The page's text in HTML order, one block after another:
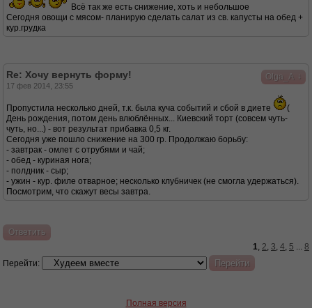
Всё так же есть снижение, хоть и небольшое
Сегодня овощи с мясом- планирую сделать салат из св. капусты на обед +
кур.грудка
Olga_A
Re: Хочу вернуть форму!
17 фев 2014, 23:55
Пропустила несколько дней, т.к. была куча событий и сбой в диете
(
День рождения, потом день влюблённых... Киевский торт (совсем чуть-
чуть, но...) - вот результат прибавка 0,5 кг.
Сегодня уже пошло снижение на 300 гр. Продолжаю борьбу:
- завтрак - омлет с отрубями и чай;
- обед - куриная нога;
- полдник - сыр;
- ужин - кур. филе отварное; несколько клубничек (не смогла удержаться).
Посмотрим, что скажут весы завтра.
Ответить
1, 2, 3, 4, 5 ... 8
Перейти:
Полная версия